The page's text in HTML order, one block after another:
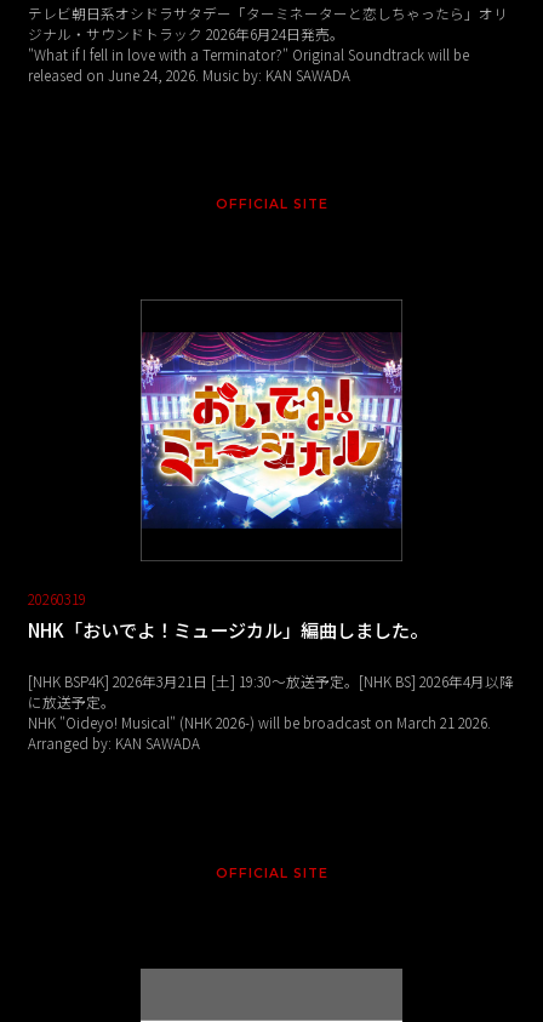
テレビ朝日系オシドラサタデー「ターミネーターと恋しちゃったら」オリ
ジナル・サウンドトラック 2026年6月24日発売。
"What if I fell in love with a Terminator?" Original Soundtrack will be
released on June 24, 2026. Music by: KAN SAWADA
OFFICIAL SITE
20260319
NHK「おいでよ！ミュージカル」編曲しました。
[NHK BSP4K] 2026年3月21日 [土] 19:30～放送予定。[NHK BS] 2026年4月以降
に放送予定。
NHK "Oideyo! Musical" (NHK 2026-) will be broadcast on March 21 2026.
Arranged by: KAN SAWADA
OFFICIAL SITE